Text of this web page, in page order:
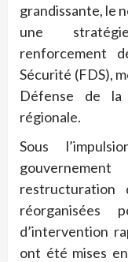
grandissante, le
une
renforcement
Sécurité (FDS),
Défense de la
régionale.
Sous
réorganisées
d’intervention
ont été mises